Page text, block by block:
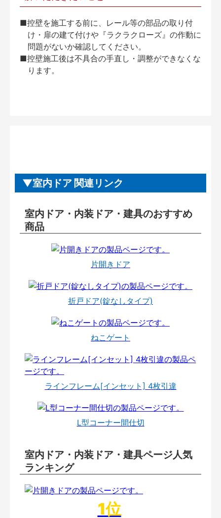
■控壁を施工する前に、レール等の部品の取り付
け・扉の建て付けや『ラクラクローズ』の作動に
問題がないか確認してください。
■控壁施工後は不具合の手直し・調整ができなくな
ります。
室内ドア 関連リンク
室内ドア・内装ドア・建具のおすすめ
商品
片開きドア
折戸ドア(錠なしタイプ)
ねこゲート
ラインフレーム[インセット] 4枚引違
L型コーナー間仕切
室内ドア・内装ドア・建具ページ人気
ランキング